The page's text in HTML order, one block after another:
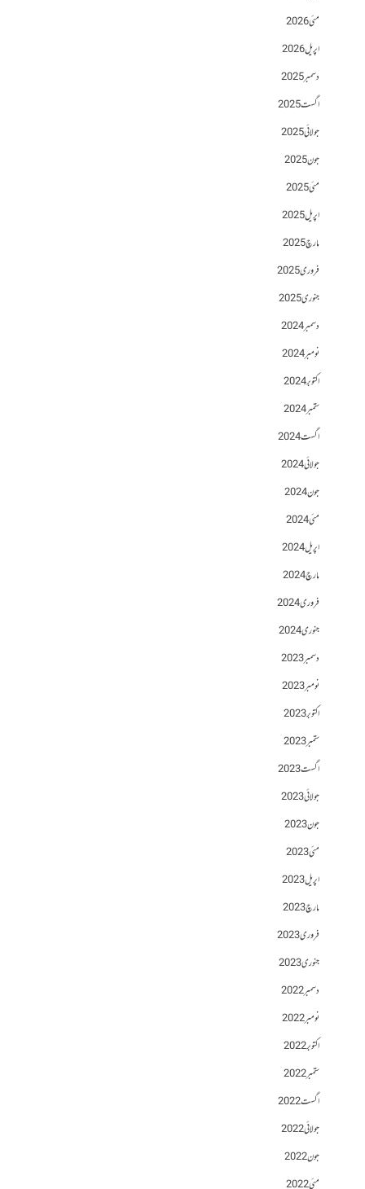
مئی 2026
اپریل 2026
دسمبر 2025
اگست 2025
جولائی 2025
جون 2025
مئی 2025
اپریل 2025
مارچ 2025
فروری 2025
جنوری 2025
دسمبر 2024
نومبر 2024
اکتوبر 2024
ستمبر 2024
اگست 2024
جولائی 2024
جون 2024
مئی 2024
اپریل 2024
مارچ 2024
فروری 2024
جنوری 2024
دسمبر 2023
نومبر 2023
اکتوبر 2023
ستمبر 2023
اگست 2023
جولائی 2023
جون 2023
مئی 2023
اپریل 2023
مارچ 2023
فروری 2023
جنوری 2023
دسمبر 2022
نومبر 2022
اکتوبر 2022
ستمبر 2022
اگست 2022
جولائی 2022
جون 2022